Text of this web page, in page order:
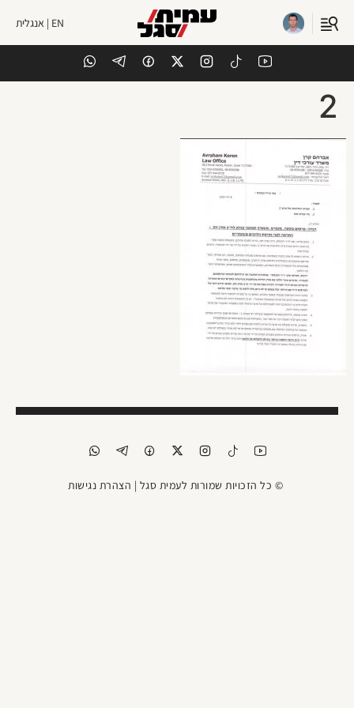
EN | אנגלית
2
© כל הזכויות שמורות לעמית סגל | הצהרת נגישות